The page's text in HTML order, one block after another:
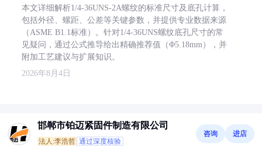
本文详细解析1/4-36UNS-2A螺纹的标准尺寸及底孔计算，
包括外径、螺距、公差等关键参数，并提供专业数据来源
（ASME B1.1标准）。针对1/4-36UNS螺纹底孔尺寸的常
见疑问，通过公式推导给出精确推荐值（Φ5.18mm），并
附加工艺建议与扩展知识。
2026年8月4日
邯郸市铂迈紧固件制造有限公司
法人:李浩哲 通过深度核验
咨询 进店